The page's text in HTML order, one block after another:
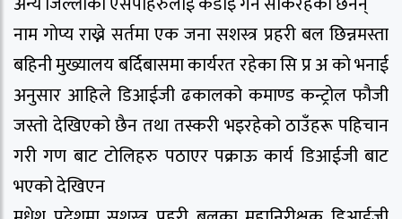
नाम गाेप्य राख्ने सर्तमा एक जना सशस्त्र प्रहरी बल छिन्नमस्ता
बहिनी मुख्यालय बर्दिबासमा कार्यरत रहेका सि प्र अ काे भनाई
अनुसार आहिले डिआईजी ढकालको कमाण्ड कन्ट्रोल फौजी
जस्तो देखिएको छैन तथा तस्करी भइरहेको ठाउँहरू पहिचान
गरी गण बाट टोलिहरु पठाएर पक्राऊ कार्य डिआईजी बाट
भएको देखिएन